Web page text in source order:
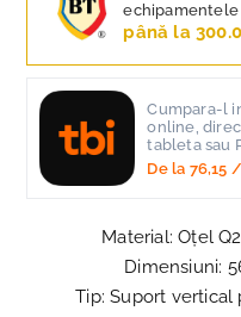
echipamentele
până la
Cumpara-l
online,
tableta sau
De la 76,15 /
Material: Oțel
Dimensiuni:
Tip: Suport vertical